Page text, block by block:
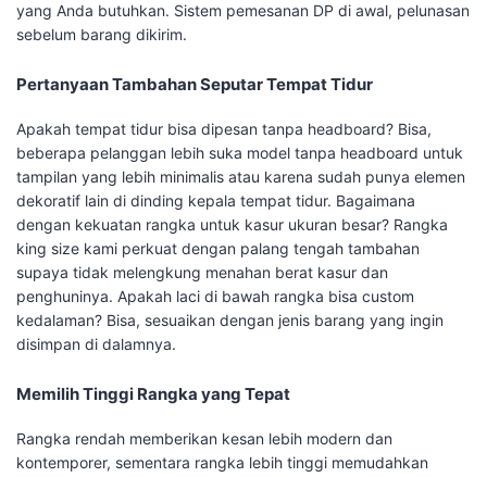
yang Anda butuhkan. Sistem pemesanan DP di awal, pelunasan
sebelum barang dikirim.
Pertanyaan Tambahan Seputar Tempat Tidur
Apakah tempat tidur bisa dipesan tanpa headboard? Bisa,
beberapa pelanggan lebih suka model tanpa headboard untuk
tampilan yang lebih minimalis atau karena sudah punya elemen
dekoratif lain di dinding kepala tempat tidur. Bagaimana
dengan kekuatan rangka untuk kasur ukuran besar? Rangka
king size kami perkuat dengan palang tengah tambahan
supaya tidak melengkung menahan berat kasur dan
penghuninya. Apakah laci di bawah rangka bisa custom
kedalaman? Bisa, sesuaikan dengan jenis barang yang ingin
disimpan di dalamnya.
Memilih Tinggi Rangka yang Tepat
Rangka rendah memberikan kesan lebih modern dan
kontemporer, sementara rangka lebih tinggi memudahkan